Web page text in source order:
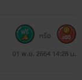
01 พ.ย. 2564 14:28 น.
หรือ 400